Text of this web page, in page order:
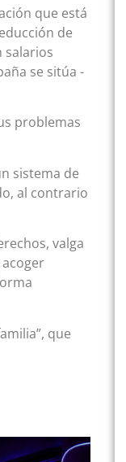
que está
de
salarios
se sitúa -
problemas
sistema de
al contrario
valga
que